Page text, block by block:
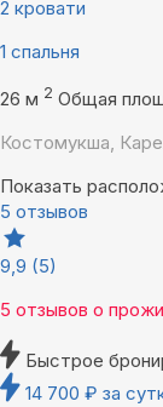
2 кровати
1 спальня
26 м 2 Общая
Костомукша,
Показать
5 отзывов
9,9 (5)
5 отзывов о
Быстрое
14 700 ₽ за